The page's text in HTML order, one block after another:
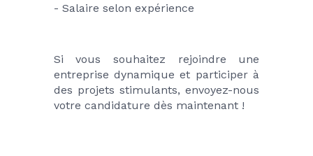
- Salaire selon expérience
Si vous souhaitez rejoindre une
entreprise dynamique et participer à
des projets stimulants, envoyez-nous
votre candidature dès maintenant !